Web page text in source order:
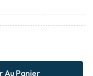
Au Panier